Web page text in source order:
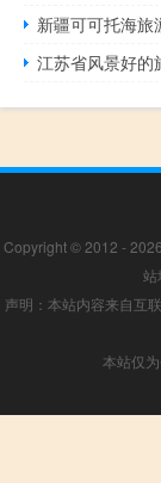
新疆可可托海旅
江苏省风景好的
Copyright © 2012 - 2026
站
声明：本站内容来自互
本站仅